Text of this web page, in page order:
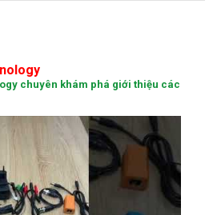
chuyên khám phá giới thiệu các